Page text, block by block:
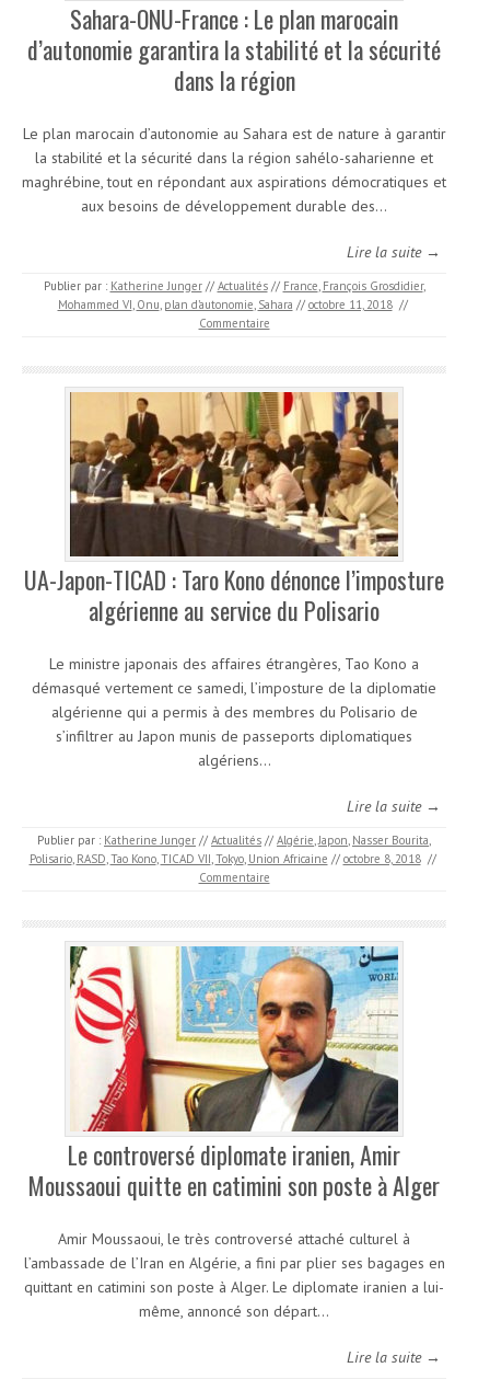
Sahara-ONU-France : Le plan marocain
d’autonomie garantira la stabilité et la sécurité
dans la région
Le plan marocain d’autonomie au Sahara est de nature à garantir
la stabilité et la sécurité dans la région sahélo-saharienne et
maghrébine, tout en répondant aux aspirations démocratiques et
aux besoins de développement durable des…
Lire la suite →
Publier par : Katherine Junger // Actualités // France, François Grosdidier,
Mohammed VI, Onu, plan d’autonomie, Sahara // octobre 11, 2018 //
Commentaire
UA-Japon-TICAD : Taro Kono dénonce l’imposture
algérienne au service du Polisario
Le ministre japonais des affaires étrangères, Tao Kono a
démasqué vertement ce samedi, l’imposture de la diplomatie
algérienne qui a permis à des membres du Polisario de
s’infiltrer au Japon munis de passeports diplomatiques
algériens…
Lire la suite →
Publier par : Katherine Junger // Actualités // Algérie,Japon, Nasser Bourita,
Polisario, RASD,Tao Kono,TICAD VII,Tokyo, Union Africaine // octobre 8, 2018 //
Commentaire
Le controversé diplomate iranien, Amir
Moussaoui quitte en catimini son poste à Alger
Amir Moussaoui, le très controversé attaché culturel à
l’ambassade de l’Iran en Algérie, a fini par plier ses bagages en
quittant en catimini son poste à Alger. Le diplomate iranien a lui-
même, annoncé son départ…
Lire la suite →